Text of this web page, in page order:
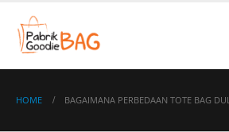
HOME BAGAIMANA PERBEDAAN TOTE BAG